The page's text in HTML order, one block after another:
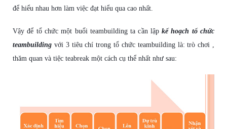
để hiểu nhau hơn làm việc đạt hiểu qua cao nhất.
Vậyđể tổchức một buổi teambuilding ta cần lậpkế hoạch tổ chức
teambuilding với 3 tiêu chí trong tổ chức teambuilding là: trò chơi ,
thăm quan và tiệc teabreak một cách cụ thể nhất như sau: